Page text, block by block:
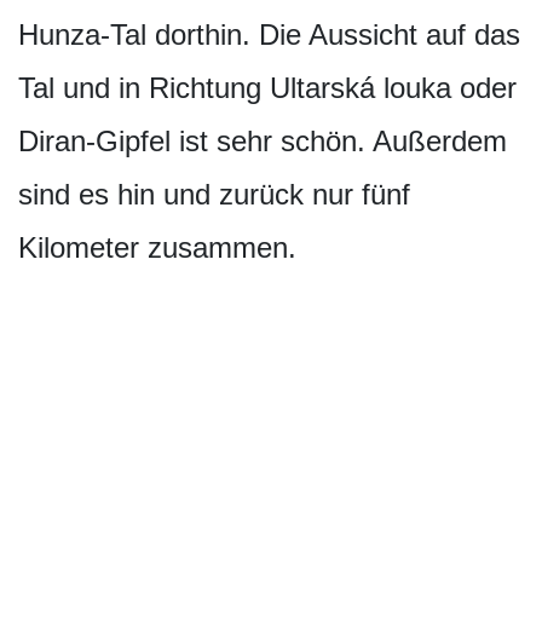
Hunza-Tal dorthin. Die Aussicht auf das
Tal und in Richtung Ultarská louka oder
Diran-Gipfel ist sehr schön. Außerdem
sind es hin und zurück nur fünf
Kilometer zusammen.